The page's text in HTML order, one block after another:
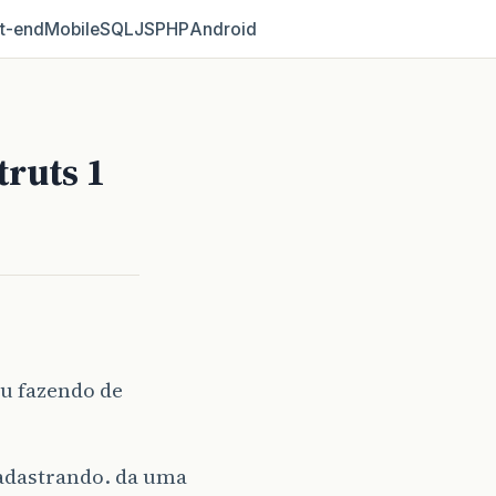
MobileSQLJSPHPAndroid
1
fazendo de
da uma